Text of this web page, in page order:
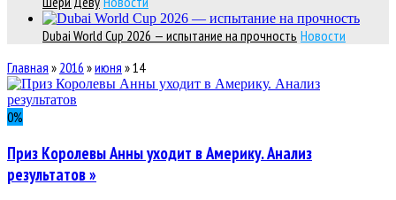
Dubai World Cup 2026 — испытание на прочность Новости
Главная » 2016 »июня »14
0%
Приз Королевы Анны уходит в Америку. Анализ
результатов »